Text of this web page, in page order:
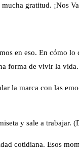
gratitud. ¡Nos
en eso. En cómo
forma de vivir la
la marca con las
y sale a trabajar.
cotidiana. Esos